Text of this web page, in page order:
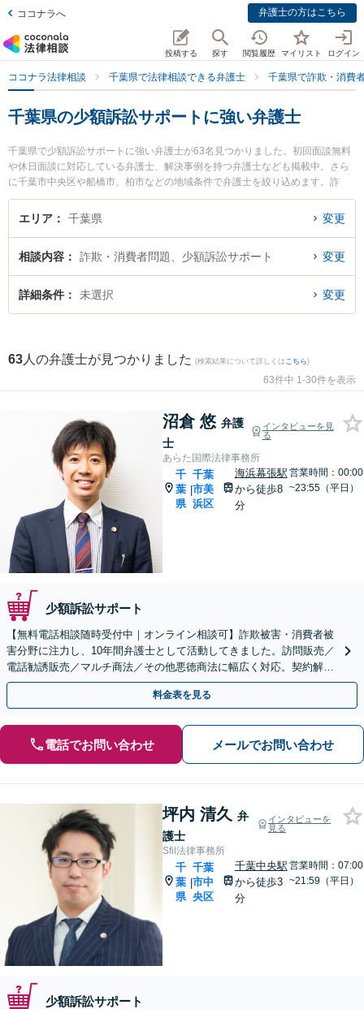
ココナラへ 弁護士の方はこちら
投稿する 探す 閲覧履歴 マイリスト ログイン
ココナラ法律相談 千葉県で法律相談できる弁護士 千葉県で詐欺・消費
千葉県の少額訴訟サポートに強い弁護士
千葉県で少額訴訟サポートに強い弁護士が63名見つかりました。初回面談無料
や休日面談に対応している弁護士、解決事例を持つ弁護士なども掲載中。さら
に千葉市中央区や船橋市、柏市などの地域条件で弁護士を絞り込めます。詐
欺・消費者問題に関係する投資詐欺や副業詐欺、FX詐欺等の細かな分野での絞
り込み検索もでき便利です。特にあらた国際法律事務所の沼倉 悠弁護士やSfil法
生した少額訴訟サポートのトラブルを今すぐに弁護士に相談したい』『少額訴
訟サポートのトラブル解決の実績豊富な近くの弁護士を検索したい』『初回相
談無料で少額訴訟サポートを法律相談できる千葉県内の弁護士に相談予約した
エリア 千葉県 変更
相談内容 詐欺・消費者問題、少額訴訟サポート 変更
詳細条件 未選択 変更
63 人の弁護士が見つかりました (検索結果について詳しくは こちら)
63件中 1-30件を表示
沼倉 悠 弁護
士
インタビューを見
る
あらた国際法律事務所
千
葉
県
|
千葉
市美
浜区
海浜幕張駅
から徒歩8
分
営業時間：00:00
~23:55（平日）
少額訴訟サポート
【無料電話相談随時受付中｜オンライン相談可】詐欺被害・消費者被
害分野に注力し、10年間弁護士として活動してきました。訪問販売／
電話勧誘販売／マルチ商法／その他悪徳商法に幅広く対応。契約解
除、返金、回収に尽力します。
料金表を見る
電話でお問い合わせ メールでお問い合わせ
坪内 清久 弁
護士
インタビューを
見る
Sfil法律事務所
千
葉
県
|
千葉
市中
央区
千葉中央駅
から徒歩3
分
営業時間：07:00
~21:59（平日）
少額訴訟サポート